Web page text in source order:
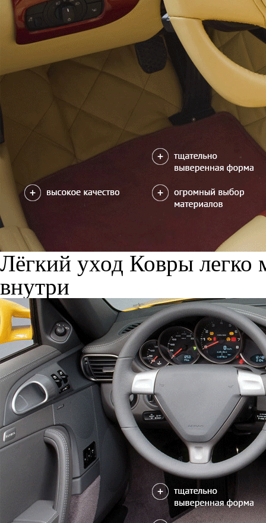
Лёгкий уход Ковры легко
внутри